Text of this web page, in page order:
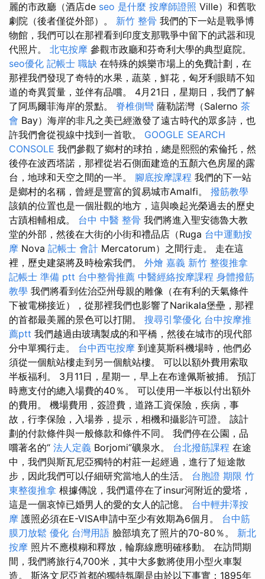
麗的市政廳（酒店de seo 是什麼 按摩師證照 Ville）和舊歌
劇院（後者僅從外部）。 新竹 整骨 我們的下一站是戰爭博
物館，我們可以在那裡看到印度支那戰爭中留下的武器和現
代照片。 北屯按摩 參觀市政廳和芬奇利大學的典型庭院。
seo優化 記帳士 職缺 在特殊的娛樂市場上的免費計劃，在
那裡我們發現了奇特的水果，蔬菜，鮮花，匈牙利眼睛不知
道的奇異質量，並伴有品嚐。 4月21日，星期日，我們了解
了阿馬爾菲海岸的景點。 脊椎側彎 薩勒諾灣（Salerno 茶
會 Bay）海岸的非凡之美已經激發了遠古時代的眾多詩，也
許我們會從視線中找到一首歌。 GOOGLE SEARCH
CONSOLE 我們參觀了鄉村的球拍，總是熙熙的索倫托，然
後停在波西塔諾，那裡從岩石側面建造的五顏六色房屋的露
台，地球和天空之間的一半。 腳底按摩課程 我們的下一站
是鄉村的名稱，曾經是豐富的貿易城市Amalfi。 撥筋教學
該鎮的位置也是一個壯觀的地方，這與喚起光榮過去的歷史
古蹟相輔相成。 台中 中醫 整骨 我們將進入聖安德魯大教
堂的外部，然後在大街的小街和禮品店（Ruga 台中運動按
摩 Nova 記帳士 會計 Mercatorum）之間行走。 走在這
裡，歷史建築將及時檢索我們。 外燴 嘉義 新竹 整復推拿
記帳士 準備 ptt 台中整骨推薦 中醫經絡按摩課程 身體撥筋
教學 我們將看到佐治亞州母親的雕像（在有利的天氣條件
下被電梯接近），從那裡我們也影響了Narikala堡壘，那裡
的首都最美麗的景色可以打開。 搜尋引擎優化 台中按摩推
薦ptt 我們越過由玻璃製成的和平橋，然後在城市的現代部
分中單獨行走。 台中西屯按摩 到達莫斯科機場時，他們必
須從一個航站樓走到另一個航站樓。 可以以額外費用索取
半板福利。 3月11日，星期一，早上在布達佩斯被捕。 預訂
時應支付的總入場費的40％。 可以使用一半板以付出額外
的費用。 機場費用，簽證費，道路工資保險，疾病，事
故，行李保險，入場券，提示，相機和攝影許可證。 該計
劃的付款條件與一般條款和條件不同。 我們停在公園，品
嚐著名的“ 法人定義 Borjomi”礦泉水。 台北撥筋課程 在途
中，我們與斯瓦尼亞獨特的村莊一起經過，進行了短途散
步，因此我們可以仔細研究當地人的生活。 台胞證 期限 竹
東整復推拿 根據傳說，我們還停在了insur河附近的愛塔，
這是一個哀悼已婚男人的愛的女人的記憶。 台中輕井澤按
摩 護照必須在E-VISA申請中至少有效期為6個月。 台中筋
膜刀放鬆 優化 台灣用語 臉部填充了照片的70-80％。 新北
按摩 照片不應模糊和釋放，輪廓線應明確移動。 在訪問期
間，我們將旅行4,700米，其中大多數將使用小型火車製
造。 斯洛文尼亞首都的獨特氛圍是由於以下事實：1895年